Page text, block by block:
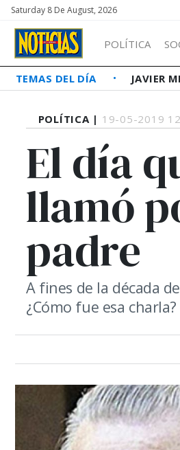
Saturday 8 De August, 2026
POLÍTICA
TEMAS DEL DÍA JAVIER
POLÍTICA | 19-05-2019
El día
llamó
padre
A fines de la década
¿Cómo fue esa charla?